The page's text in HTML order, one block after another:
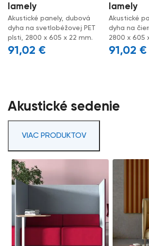
lamely
Akustické panely, dubová
dyha na svetlobéžovej PET
plsti, 2800 x 605 x 22 mm.
91,02 €
lamely
Akustické
dyha na
2800 x 605
91,02 €
Akustické sedenie
VIAC PRODUKTOV